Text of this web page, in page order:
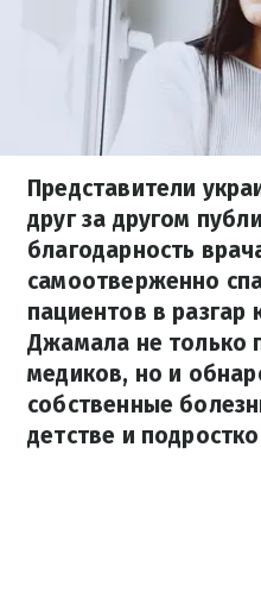
Представители
друг за другом
благодарность
самоотверженно
пациентов в разгар
Джамала не только
медиков, но и
собственные
детстве и